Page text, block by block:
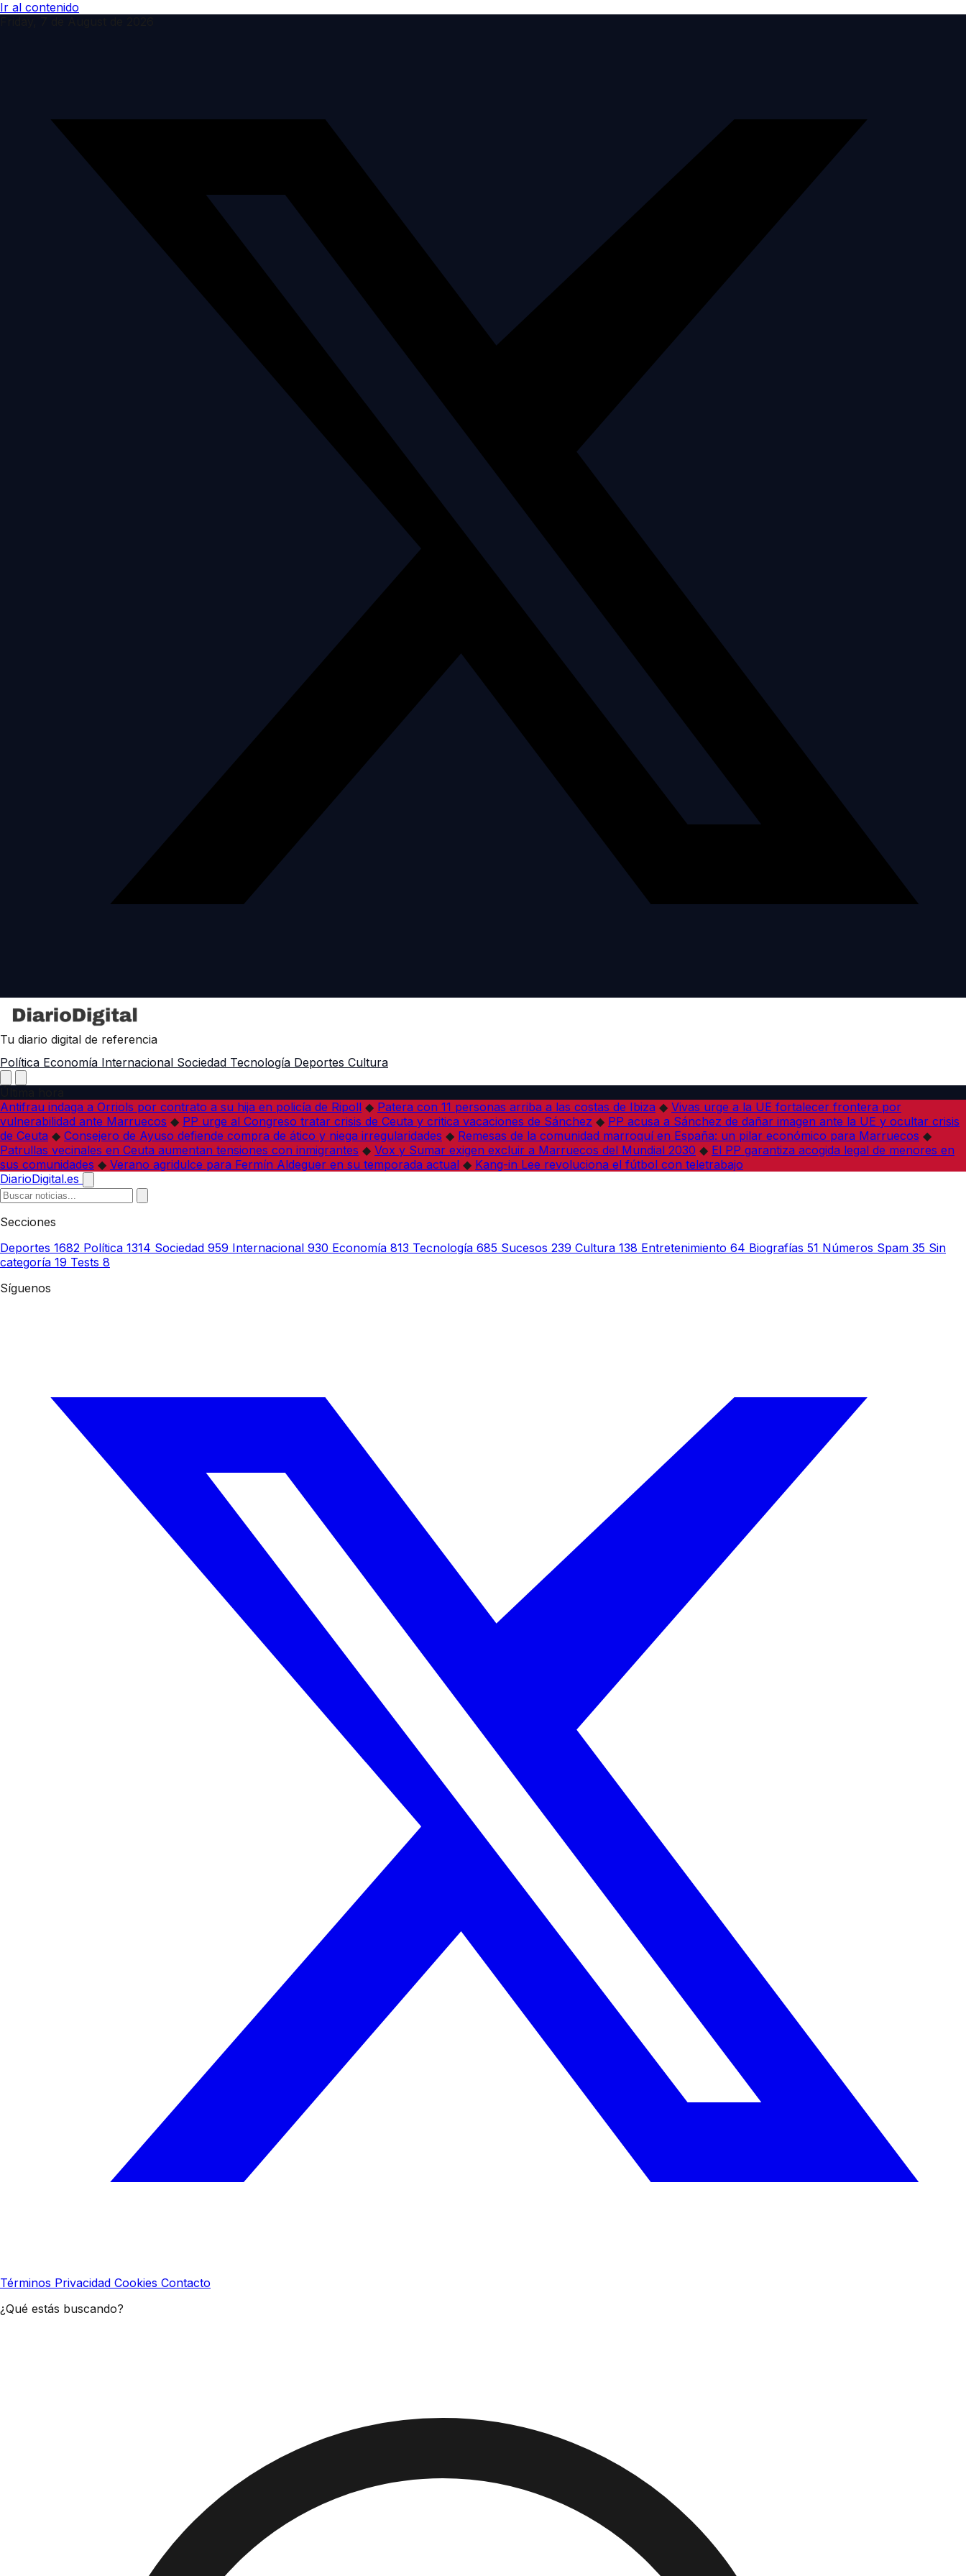
Ir al contenido
Tu diario digital de referencia
Política Economía Internacional Sociedad Tecnología Deportes Cultura
Antifrau indaga a Orriols por contrato a su hija en policía de Ripoll ◆ Patera con 11 personas arriba a las costas de Ibiza ◆ Vivas urge a la UE fortalecer frontera por
vulnerabilidad ante Marruecos ◆ PP urge al Congreso tratar crisis de Ceuta y critica vacaciones de Sánchez ◆ PP acusa a Sánchez de dañar imagen ante la UE y ocultar crisis
de Ceuta ◆ Consejero de Ayuso defiende compra de ático y niega irregularidades ◆ Remesas de la comunidad marroquí en España: un pilar económico para Marruecos ◆
Patrullas vecinales en Ceuta aumentan tensiones con inmigrantes ◆ Vox y Sumar exigen excluir a Marruecos del Mundial 2030 ◆ El PP garantiza acogida legal de menores en
sus comunidades ◆ Verano agridulce para Fermín Aldeguer en su temporada actual ◆ Kang-in Lee revoluciona el fútbol con teletrabajo
DiarioDigital.es
Secciones
Deportes 1682 Política 1314 Sociedad 959 Internacional 930 Economía 813 Tecnología 685 Sucesos 239 Cultura 138 Entretenimiento 64 Biografías 51 Números Spam 35 Sin
categoría 19 Tests 8
Síguenos
Términos Privacidad Cookies Contacto
¿Qué estás buscando?